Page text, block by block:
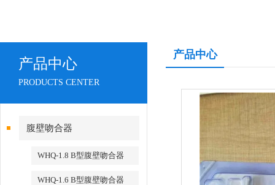
产品中心
PRODUCTS CENTER
腹壁吻合器
WHQ-1.8 B型腹壁吻合器
WHQ-1.6 B型腹壁吻合器
产品中心